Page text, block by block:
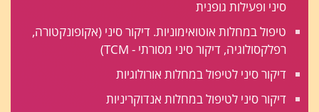
סיני ופעילות גופנית
טיפול במחלות אוטואימוניות. דיקור סיני (אקופונקטורה,
רפלקסולוגיה, דיקור סיני מסורתי - TCM)
דיקור סיני לטיפול במחלות אורולוגיות
דיקור סיני לטיפול במחלות אנדוקריניות